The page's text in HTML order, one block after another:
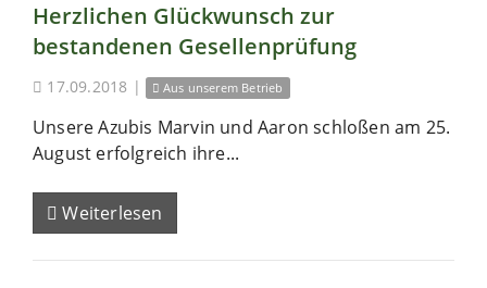
Herzlichen Glückwunsch zur
bestandenen Gesellenprüfung
17.09.2018 | Aus unserem Betrieb
Unsere Azubis Marvin und Aaron schloßen am 25.
August erfolgreich ihre...
Weiterlesen